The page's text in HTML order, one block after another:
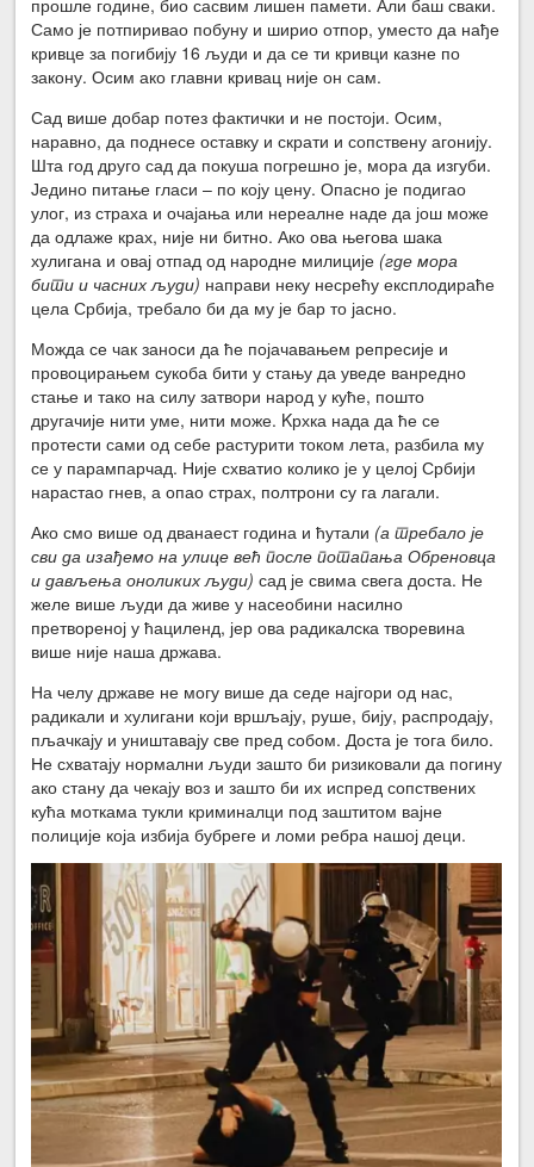
Само је потпиривао побуну и ширио отпор, уместо да нађе
кривце за погибију 16 људи и да се ти кривци казне по
закону. Осим ако главни кривац није он сам.
Сад више добар потез фактички и не постоји. Осим,
наравно, да поднесе оставку и скрати и сопствену агонију.
Шта год друго сад да покуша погрешно је, мора да изгуби.
Једино питање гласи – по коју цену. Опасно је подигао
улог, из страха и очајања или нереалне наде да још може
да одлаже крах, није ни битно. Ако ова његова шака
хулигана и овај отпад од народне милиције (где мора
бити и часних људи) направи неку несрећу експлодираће
цела Србија, требало би да му је бар то јасно.
Можда се чак заноси да ће појачавањем репресије и
провоцирањем сукоба бити у стању да уведе ванредно
стање и тако на силу затвори народ у куће, пошто
другачије нити уме, нити може. Kрхка нада да ће се
протести сами од себе растурити током лета, разбила му
се у парампарчад. Није схватио колико је у целој Србији
нарастао гнев, а опао страх, полтрони су га лагали.
Ако смо више од дванаест година и ћутали (а требало је
сви да изађемо на улице већ после потапања Обреновца
и дављења оноликих људи)сад је свима свега доста. Не
желе више људи да живе у насеобини насилно
претвореној у ћациленд, јер ова радикалска творевина
више није наша држава.
На челу државе не могу више да седе најгори од нас,
радикали и хулигани који вршљају, руше, бију, распродају,
пљачкају и уништавају све пред собом. Доста је тога било.
Не схватају нормални људи зашто би ризиковали да погину
ако стану да чекају воз и зашто би их испред сопствених
кућа моткама тукли криминалци под заштитом вајне
полиције која избија бубреге и ломи ребра нашој деци.